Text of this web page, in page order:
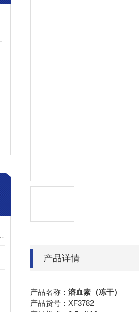
产品详情
产品名称： 溶血素（冻干）
产品货号：XF3782